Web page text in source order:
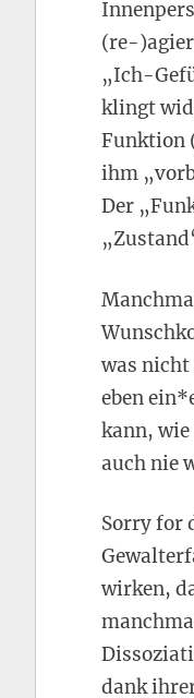
(re-
„Ich-
klingt
Funktion
ihm
Der
was nicht
eben
kann, wie
auch nie
Sorry for
wirken,
dank